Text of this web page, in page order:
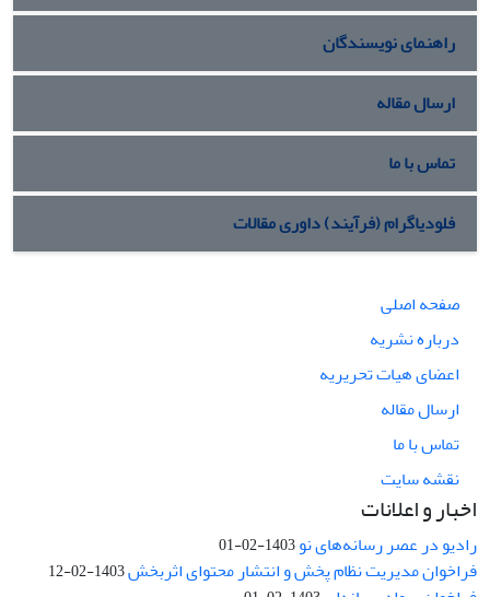
راهنمای نویسندگان
ارسال مقاله
تماس با ما
فلودیاگرام (فرآیند) داوری مقالات
صفحه اصلی
درباره نشریه
اعضای هیات تحریریه
ارسال مقاله
تماس با ما
نقشه سایت
اخبار و اعلانات
رادیو در عصر رسانه‌های نو1403-02-01
فراخوان مدیریت نظام پخش و انتشار محتوای اثربخش1403-02-12